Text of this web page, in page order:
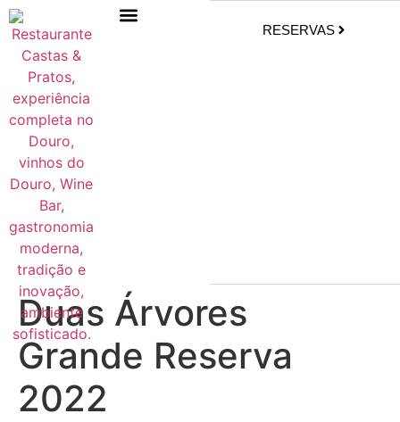
RESERVAS
Duas Árvores
Grande Reserva
2022